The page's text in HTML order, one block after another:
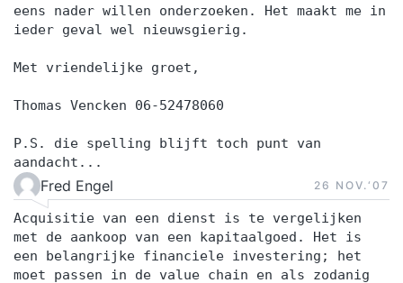
eens nader willen onderzoeken. Het maakt me in
ieder geval wel nieuwsgierig.
Met vriendelijke groet,
Thomas Vencken 06-52478060
P.S. die spelling blijft toch punt van
aandacht...
Fred Engel 26 NOV.‘07
Acquisitie van een dienst is te vergelijken
met de aankoop van een kapitaalgoed. Het is
een belangrijke financiele investering; het
moet passen in de value chain en als zodanig